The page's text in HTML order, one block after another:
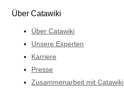
Über Catawiki
Über Catawiki
Unsere Experten
Karriere
Presse
Zusammenarbeit mit Catawiki